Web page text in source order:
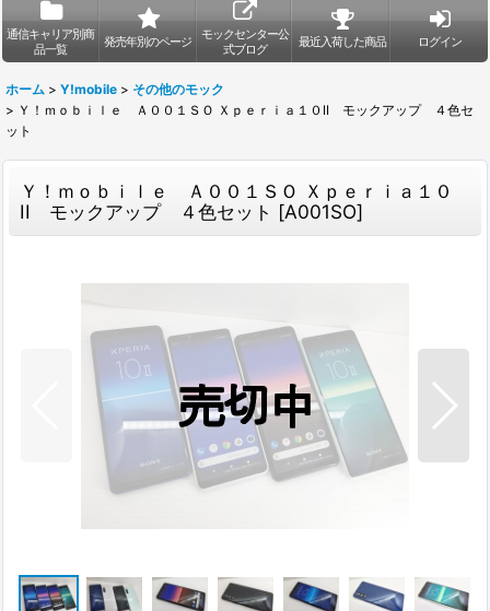
通信キャリア別商
品一覧
発売年別のページ
モックセンター公
式ブログ
最近入荷した商品 ログイン
ホーム > Y!mobile > その他のモック
> Ｙ！ｍｏｂｉｌｅ Ａ００１ＳＯ Ｘｐｅｒｉａ１０II モックアップ ４色セ
ット
Ｙ！ｍｏｂｉｌｅ Ａ００１ＳＯ Ｘｐｅｒｉａ１０
II モックアップ ４色セット [A001SO]